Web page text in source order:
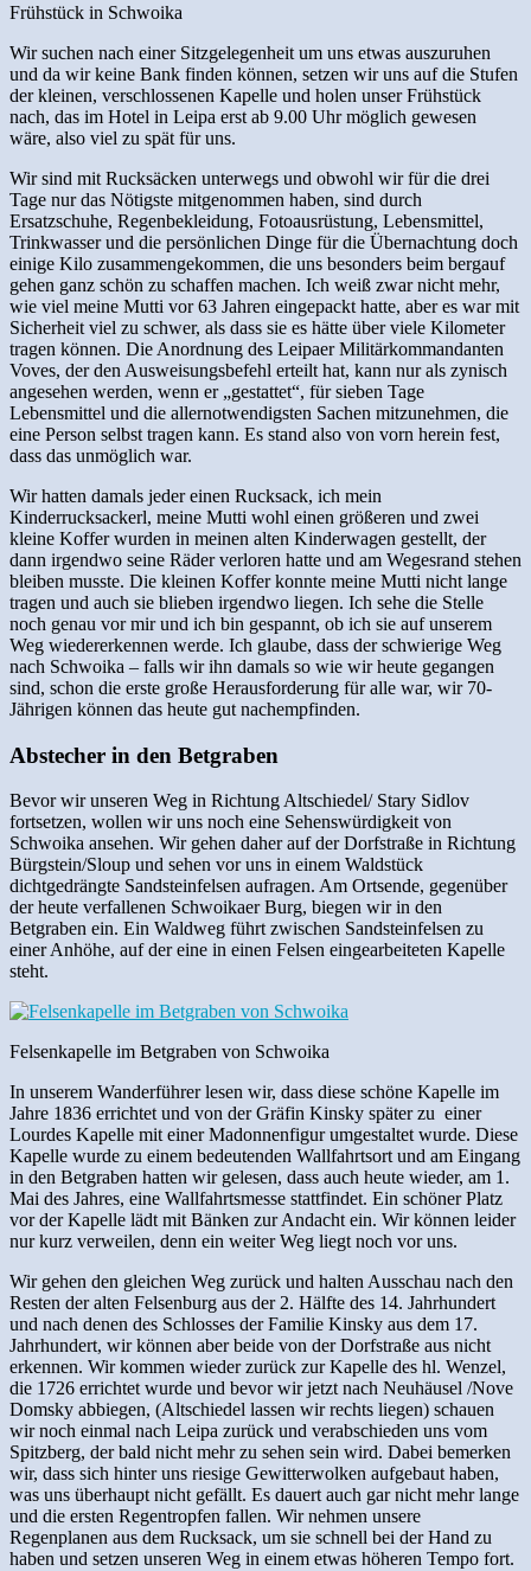
Frühstück in Schwoika
Wir suchen nach einer Sitzgelegenheit um uns etwas auszuruhen
und da wir keine Bank finden können, setzen wir uns auf die Stufen
der kleinen, verschlossenen Kapelle und holen unser Frühstück
nach, das im Hotel in Leipa erst ab 9.00 Uhr möglich gewesen
wäre, also viel zu spät für uns.
Wir sind mit Rucksäcken unterwegs und obwohl wir für die drei
Tage nur das Nötigste mitgenommen haben, sind durch
Ersatzschuhe, Regenbekleidung, Fotoausrüstung, Lebensmittel,
Trinkwasser und die persönlichen Dinge für die Übernachtung doch
einige Kilo zusammengekommen, die uns besonders beim bergauf
gehen ganz schön zu schaffen machen. Ich weiß zwar nicht mehr,
wie viel meine Mutti vor 63 Jahren eingepackt hatte, aber es war mit
Sicherheit viel zu schwer, als dass sie es hätte über viele Kilometer
tragen können. Die Anordnung des Leipaer Militärkommandanten
Voves, der den Ausweisungsbefehl erteilt hat, kann nur als zynisch
angesehen werden, wenn er „gestattet“, für sieben Tage
Lebensmittel und die allernotwendigsten Sachen mitzunehmen, die
eine Person selbst tragen kann. Es stand also von vorn herein fest,
dass das unmöglich war.
Wir hatten damals jeder einen Rucksack, ich mein
Kinderrucksackerl, meine Mutti wohl einen größeren und zwei
kleine Koffer wurden in meinen alten Kinderwagen gestellt, der
dann irgendwo seine Räder verloren hatte und am Wegesrand stehen
bleiben musste. Die kleinen Koffer konnte meine Mutti nicht lange
tragen und auch sie blieben irgendwo liegen. Ich sehe die Stelle
noch genau vor mir und ich bin gespannt, ob ich sie auf unserem
Weg wiedererkennen werde. Ich glaube, dass der schwierige Weg
nach Schwoika – falls wir ihn damals so wie wir heute gegangen
sind, schon die erste große Herausforderung für alle war, wir 70-
Jährigen können das heute gut nachempfinden.
Abstecher in den Betgraben
Bevor wir unseren Weg in Richtung Altschiedel/ Stary Sidlov
fortsetzen, wollen wir uns noch eine Sehenswürdigkeit von
Schwoika ansehen. Wir gehen daher auf der Dorfstraße in Richtung
Bürgstein/Sloup und sehen vor uns in einem Waldstück
dichtgedrängte Sandsteinfelsen aufragen. Am Ortsende, gegenüber
der heute verfallenen Schwoikaer Burg, biegen wir in den
Betgraben ein. Ein Waldweg führt zwischen Sandsteinfelsen zu
einer Anhöhe, auf der eine in einen Felsen eingearbeiteten Kapelle
steht.
Felsenkapelle im Betgraben von Schwoika
In unserem Wanderführer lesen wir, dass diese schöne Kapelle im
Jahre 1836 errichtet und von der Gräfin Kinsky später zu einer
Lourdes Kapelle mit einer Madonnenfigur umgestaltet wurde. Diese
Kapelle wurde zu einem bedeutenden Wallfahrtsort und am Eingang
in den Betgraben hatten wir gelesen, dass auch heute wieder, am 1.
Mai des Jahres, eine Wallfahrtsmesse stattfindet. Ein schöner Platz
vor der Kapelle lädt mit Bänken zur Andacht ein. Wir können leider
nur kurz verweilen, denn ein weiter Weg liegt noch vor uns.
Wir gehen den gleichen Weg zurück und halten Ausschau nach den
Resten der alten Felsenburg aus der 2. Hälfte des 14. Jahrhundert
und nach denen des Schlosses der Familie Kinsky aus dem 17.
Jahrhundert, wir können aber beide von der Dorfstraße aus nicht
erkennen. Wir kommen wieder zurück zur Kapelle des hl. Wenzel,
die 1726 errichtet wurde und bevor wir jetzt nach Neuhäusel /Nove
Domsky abbiegen, (Altschiedel lassen wir rechts liegen) schauen
wir noch einmal nach Leipa zurück und verabschieden uns vom
Spitzberg, der bald nicht mehr zu sehen sein wird. Dabei bemerken
wir, dass sich hinter uns riesige Gewitterwolken aufgebaut haben,
was uns überhaupt nicht gefällt. Es dauert auch gar nicht mehr lange
und die ersten Regentropfen fallen. Wir nehmen unsere
Regenplanen aus dem Rucksack, um sie schnell bei der Hand zu
haben und setzen unseren Weg in einem etwas höheren Tempo fort.